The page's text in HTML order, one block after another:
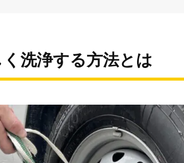
洗浄する方法とは